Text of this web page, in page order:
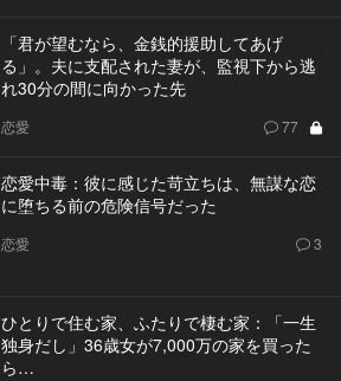
「君が望むなら、金銭的援助してあげ
る」。夫に支配された妻が、監視下から逃
れ30分の間に向かった先
恋愛 77
恋愛中毒：彼に感じた苛立ちは、無謀な恋
に堕ちる前の危険信号だった
恋愛 3
ひとりで住む家、ふたりで棲む家：「一生
独身だし」36歳女が7,000万の家を買った
ら…